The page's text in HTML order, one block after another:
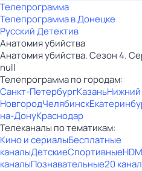
Телепрограмма
Телепрограмма в Донецке
Русский Детектив
Анатомия убийства
Анатомия убийства. Сезон 4.
null
Телепрограмма по городам:
Санкт-ПетербургКазаньНижний
НовгородЧелябинск
на-ДонуКраснодар
Телеканалы по тематикам:
Кино и сериалыБесплатные
каналыДетскиеСпортивныеHD
каналыПознавательные20